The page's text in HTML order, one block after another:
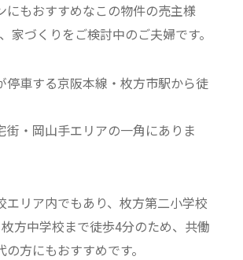
にもおすすめなこの物件の売主様
家づくりをご検討中のご夫婦です。
停車する京阪本線・枚方市駅から徒
街・岡山手エリアの一角にありま
エリア内でもあり、枚方第二小学校
方中学校まで徒歩4分のため、共働
方にもおすすめです。